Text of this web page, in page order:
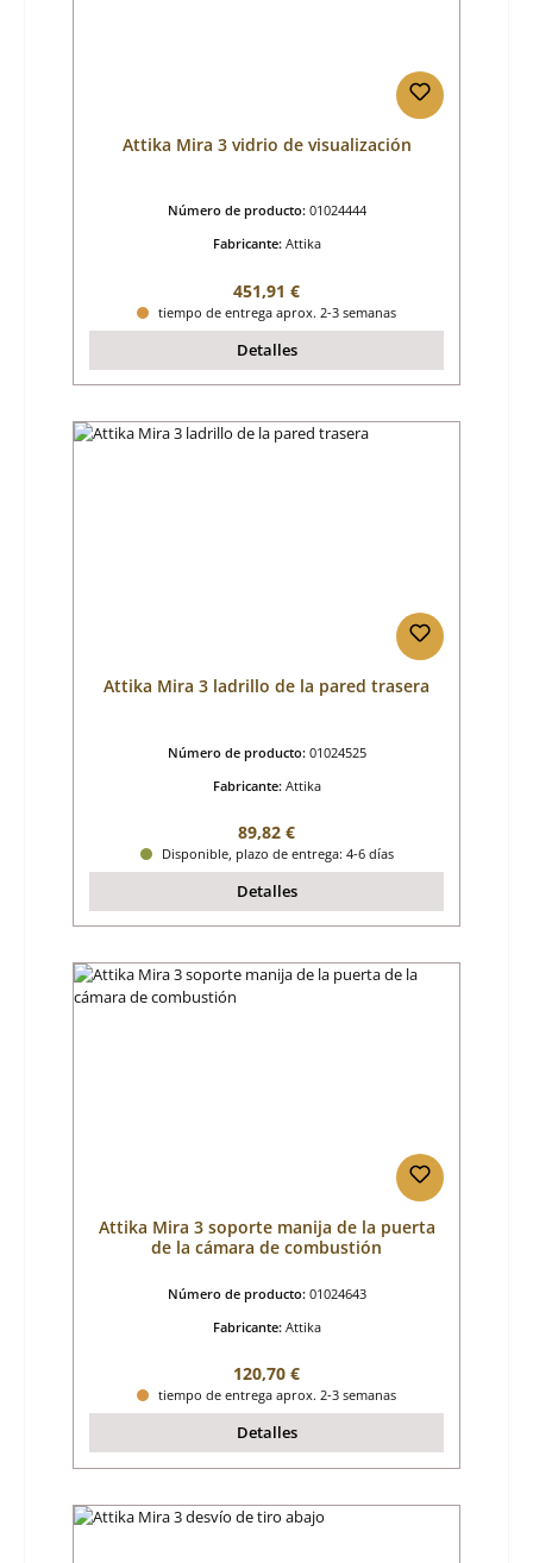
Attika Mira 3 vidrio de visualización
Número de producto: 01024444
Fabricante: Attika
Precio normal:
451,91 €
tiempo de entrega aprox. 2-3 semanas
Detalles
Attika Mira 3 ladrillo de la pared trasera
Número de producto: 01024525
Fabricante: Attika
Precio normal:
89,82 €
Disponible, plazo de entrega: 4-6 días
Detalles
Attika Mira 3 soporte manija de la puerta
de la cámara de combustión
Número de producto: 01024643
Fabricante: Attika
Precio normal:
120,70 €
tiempo de entrega aprox. 2-3 semanas
Detalles